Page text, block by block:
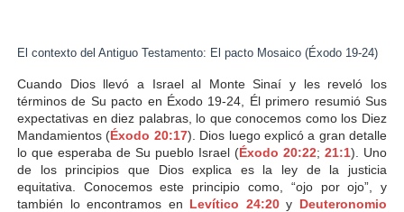
El contexto del Antiguo Testamento: El pacto Mosaico (Éxodo 19-24)
Cuando Dios llevó a Israel al Monte Sinaí y les reveló los
términos de Su pacto en Éxodo 19-24, Él primero resumió Sus
expectativas en diez palabras, lo que conocemos como los Diez
Mandamientos (Éxodo 20:17). Dios luego explicó a gran detalle
lo que esperaba de Su pueblo Israel (Éxodo 20:22;21:1). Uno
de los principios que Dios explica es la ley de la justicia
equitativa. Conocemos este principio como, “ojo por ojo”, y
también lo encontramos en Levítico 24:20y Deuteronomio